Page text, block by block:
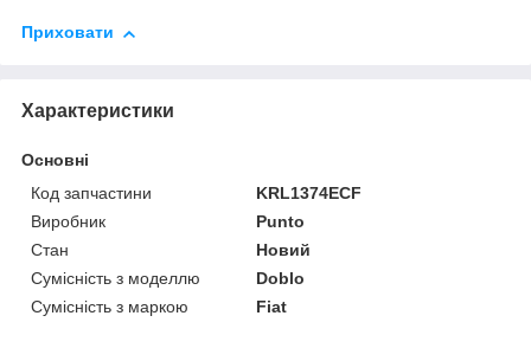
Приховати
Характеристики
Основні
Код запчастини
KRL1374ECF
Виробник
Punto
Стан
Новий
Сумісність з моделлю
Doblo
Сумісність з маркою
Fiat